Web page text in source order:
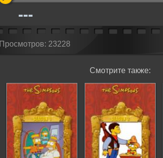
Просмотров: 23228
Смотрите также: